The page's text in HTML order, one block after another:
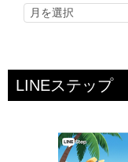
LINEステップ